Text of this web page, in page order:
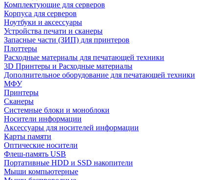
Комплектующие для серверов
Корпуса для серверов
Ноутбуки и аксессуары
Устройства печати и сканеры
Запасные части (ЗИП) для принтеров
Плоттеры
Расходные материалы для печатающей техники
3D Принтеры и Расходные материалы
Дополнительное оборудование для печатающей техники
МФУ
Принтеры
Сканеры
Системные блоки и моноблоки
Носители информации
Аксессуары для носителей информации
Карты памяти
Оптические носители
Флеш-память USB
Портативные HDD и SSD накопители
Мыши компьютерные